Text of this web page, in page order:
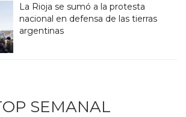
La Rioja se sumó a la protesta
nacional en defensa de las tierras
argentinas
SEMANAL